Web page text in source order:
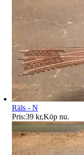
Räls - N
Pris:39 kr,Köp nu.